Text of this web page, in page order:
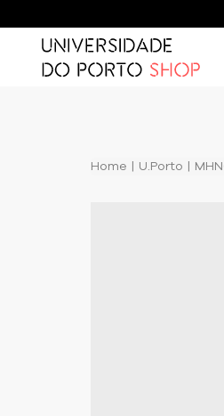
Home U.Porto